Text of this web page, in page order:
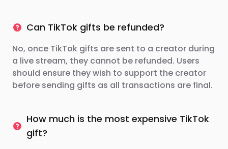
Can TikTok gifts be refunded?
No, once TikTok gifts are sent to a creator during
a live stream, they cannot be refunded. Users
should ensure they wish to support the creator
before sending gifts as all transactions are final.
How much is the most expensive TikTok
gift?